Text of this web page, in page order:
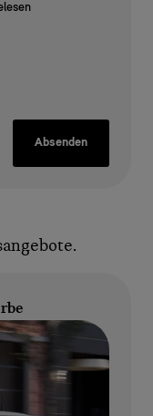
Absenden